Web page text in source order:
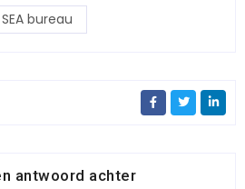
SEA bureau
antwoord achter